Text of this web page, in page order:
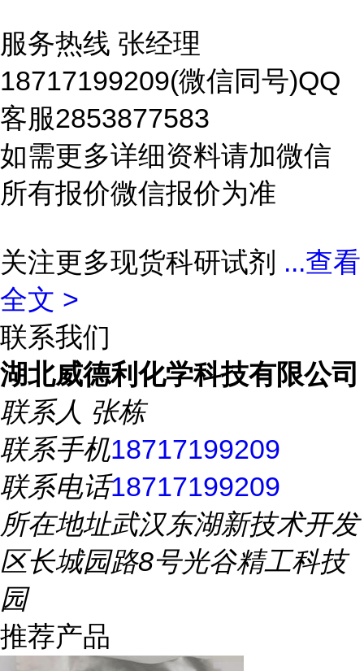
服务热线 张经理
18717199209(微信同号)QQ
客服2853877583
如需更多详细资料请加微信
所有报价微信报价为准
关注更多现货科研试剂 ...查看
全文 >
联系我们
湖北威德利化学科技有限公司
联系人 张栋
联系手机18717199209
联系电话18717199209
所在地址武汉东湖新技术开发
区长城园路8号光谷精工科技
园
推荐产品